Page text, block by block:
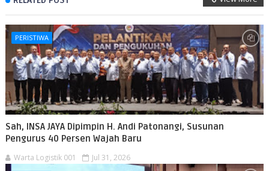
PERISTIWA
Sah, INSA JAYA Dipimpin H. Andi Patonangi, Susunan
Pengurus 40 Persen Wajah Baru
Warta Logistik 001 Jul 31, 2026